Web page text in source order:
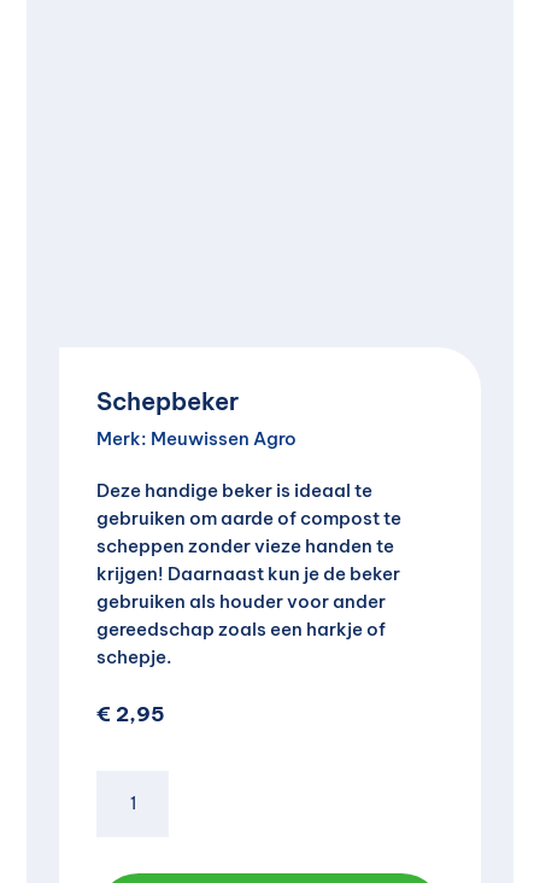
Schepbeker
Merk: Meuwissen Agro
Deze handige beker is ideaal te
gebruiken om aarde of compost te
scheppen zonder vieze handen te
krijgen! Daarnaast kun je de beker
gebruiken als houder voor ander
gereedschap zoals een harkje of
schepje.
€ 2,95
aantal